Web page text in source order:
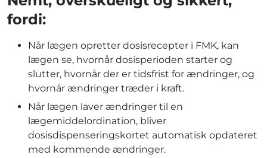
fordi:
Når lægen opretter dosisrecepter i FMK, kan
lægen se, hvornår dosisperioden starter og
slutter, hvornår der er tidsfrist for ændringer, og
hvornår ændringer træder i kraft.
Når lægen laver ændringer til en
lægemiddelordination, bliver
dosisdispenseringskortet automatisk opdateret
med kommende ændringer.